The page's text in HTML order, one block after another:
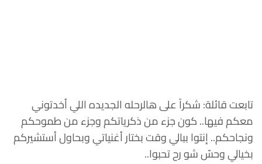
تابعت قائلة: شكراً على هالرحله الجديده اللي أخدتوني
معكم فيها.. كون جزء من ذكرياتكم وجزء من طموحكم
ونجاحكم.. إنتوا ببالي وقت بختار أغنياتي وبحاول أستشيركم
بخيالي وحسّ شو رح تحبوا..